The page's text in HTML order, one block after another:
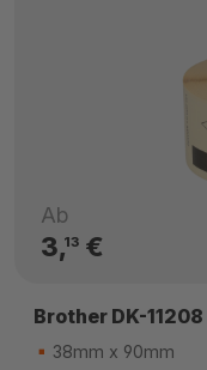
Ab
3,13€
Brother DK-
38mm x 90mm